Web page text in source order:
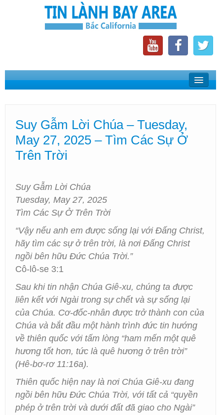
Home
Phát Thanh Tin Lành Bay Area
Các Hội Thánh Bắc California
Suy Gẫm Lời Chúa – Tuesday,
May 27, 2025 – Tìm Các Sự Ở
Trên Trời
Suy Gẫm Lời Chúa
Tuesday, May 27, 2025
Tìm Các Sự Ở Trên Trời
“Vậy nếu anh em được sống lại với Đấng Christ,
hãy tìm các sự ở trên trời, là nơi Đấng Christ
ngồi bên hữu Đức Chúa Trời.”
Cô-lô-se 3:1
Sau khi tin nhận Chúa Giê-xu, chúng ta được
liên kết với Ngài trong sự chết và sự sống lại
của Chúa. Cơ-đốc-nhân được trở thành con của
Chúa và bắt đầu một hành trình đức tin hướng
về thiên quốc với tấm lòng “ham mến một quê
hương tốt hơn, tức là quê hương ở trên trời”
(Hê-bơ-rơ 11:16a).
Thiên quốc hiện nay là nơi Chúa Giê-xu đang
ngồi bên hữu Đức Chúa Trời, với tất cả “quyền
phép ở trên trời và dưới đất đã giao cho Ngài”